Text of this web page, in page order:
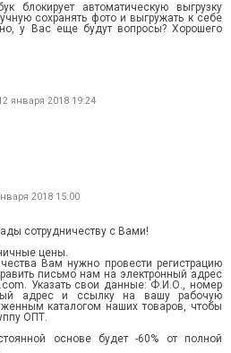
блокирует автоматическую выгрузку
сохранять фото и выгружать к себе
у Вас еще будут вопросы? Хорошего
января 2018 19:24
2018 15:00
сотрудничеству с Вами!
цены.
Вам нужно провести регистрацию
письмо нам на электронный адрес
Указать свои данные: Ф.И.О., номер
адрес и ссылку на вашу рабочую
каталогом наших товаров, чтобы
ОПТ.
основе будет -60% от полной